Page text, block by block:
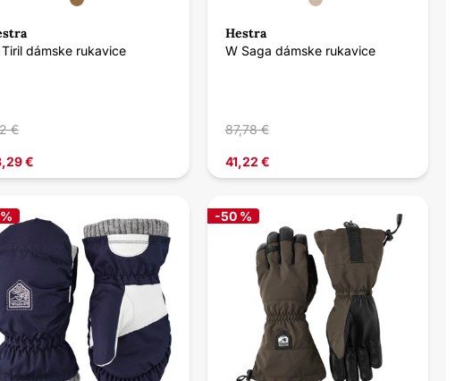
dámske rukavice
€
€
Hestra
W Saga dámske rukavice
87,78 €
41,22 €
-50 %